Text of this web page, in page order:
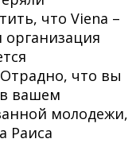
что Viena –
что вы
вашем
молодежи,
Раиса